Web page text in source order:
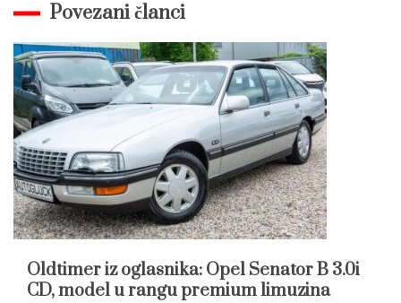
Povezani članci
Oldtimer iz oglasnika: Opel Senator B 3.0i
CD, model u rangu premium limuzina